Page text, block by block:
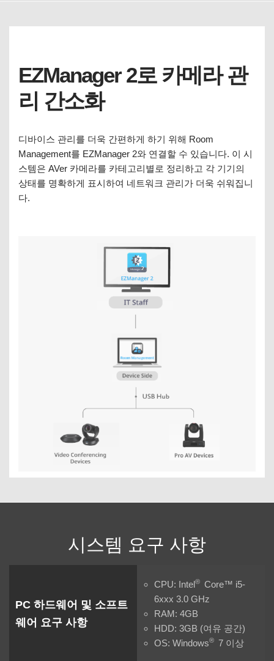
EZManager 2로 카메라 관
리 간소화
디바이스 관리를 더욱 간편하게 하기 위해 Room
Management를 EZManager 2와 연결할 수 있습니다. 이 시
스템은 AVer 카메라를 카테고리별로 정리하고 각 기기의
상태를 명확하게 표시하여 네트워크 관리가 더욱 쉬워집니
다.
시스템 요구 사항
PC 하드웨어 및 소프트
웨어 요구 사항
CPU: Intel® Core™ i5-
6xxx 3.0 GHz
RAM: 4GB
HDD: 3GB (여유 공간)
OS: Windows® 7 이상